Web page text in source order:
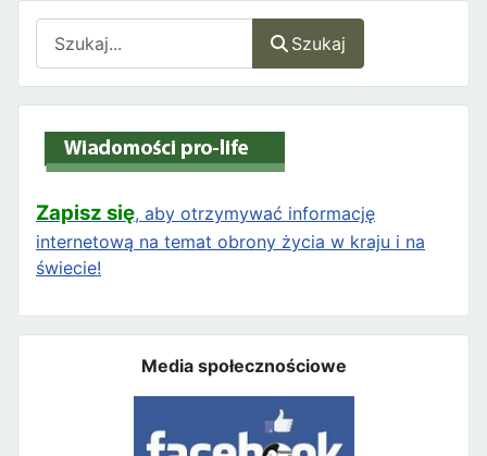
Szukaj
Zapisz się, aby otrzymywać informację
internetową na temat obrony życia w kraju i na
świecie!
Media społecznościowe